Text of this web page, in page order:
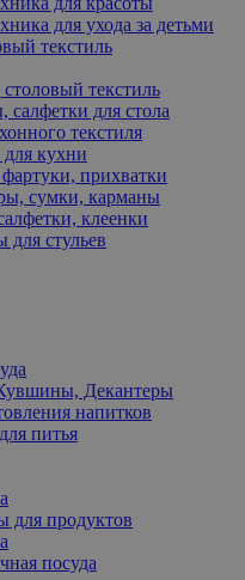
для ухода за детьми
текстиль
текстиль
салфетки для стола
текстиля
кухни
прихватки
сумки, карманы
клеенки
для стульев
Декантеры
напитков
питья
для продуктов
посуда